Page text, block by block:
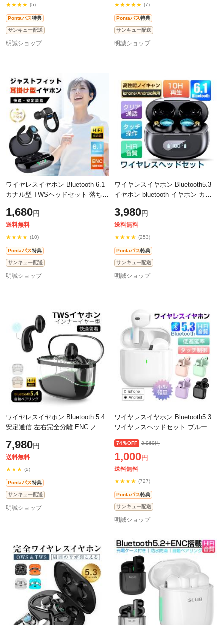
★★★★ (5)
Pontaパス特典
サンキュー配送
明誠ショップ
★★★★★ (7)
Pontaパス特典
サンキュー配送
明誠ショップ
ワイヤレスイヤホン Bluetooth 6.1
カナル型 TWSヘッドセット 落ちに
ハンズフリー通話 ENCノイズキャ
ン
1,680円
送料無料
★★★★ (10)
Pontaパス特典
サンキュー配送
明誠ショップ
ワイヤレスイヤホン Bluetooth5.3
イヤホン bluetooth イヤホン カナ
ン 【PL保険加入済み製品・安心】
3,980円
送料無料
★★★★ (253)
Pontaパス特典
サンキュー配送
明誠ショップ
ワイヤレスイヤホン Bluetooth 5.4
安定通信 左右完全分離 ENC ノイ
間持続 iOS/Android/Windows対応
7,980円
送料無料
★★★ (2)
Pontaパス特典
サンキュー配送
明誠ショップ
ワイヤレスイヤホン Bluetooth5.3
ワイヤレスヘッドセット ブルート
TWS 自動ペアリング 瞬間接続
【PL
74％OFF 3,960円
1,000円
送料無料
★★★★ (727)
Pontaパス特典
サンキュー配送
明誠ショップ